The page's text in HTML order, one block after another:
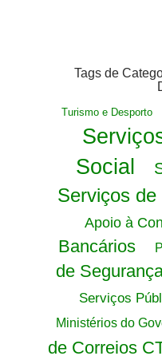
Tags de
Turismo e Desporto
Social
Serviços
Apoio à
Bancários
de
Serviços
Ministérios do
de Correios